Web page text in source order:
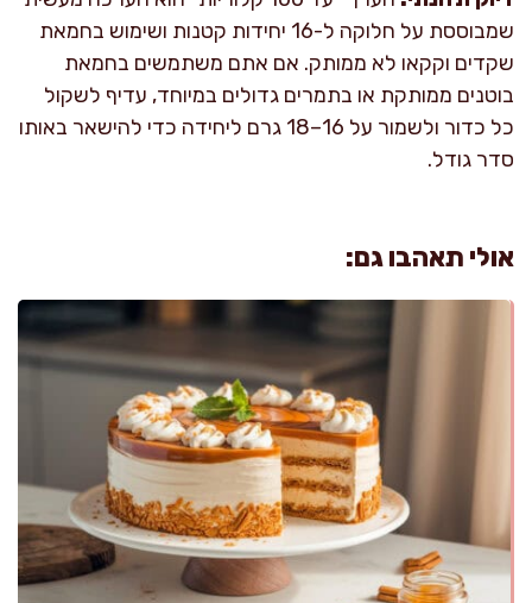
שמבוססת על חלוקה ל-16 יחידות קטנות ושימוש בחמאת
שקדים וקקאו לא ממותק. אם אתם משתמשים בחמאת
בוטנים ממותקת או בתמרים גדולים במיוחד, עדיף לשקול
כל כדור ולשמור על 16–18 גרם ליחידה כדי להישאר באותו
סדר גודל.
אולי תאהבו גם: